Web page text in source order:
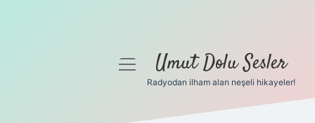
menüyüUmut Dolu Sesler
Radyodan ilham alan neşeli hikayeler!